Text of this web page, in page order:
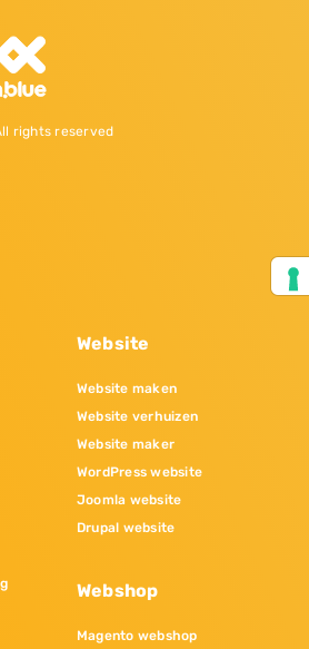
rights reserved
Website
Website maken
Website verhuizen
Website maker
WordPress website
Joomla website
Drupal website
Webshop
Magento webshop